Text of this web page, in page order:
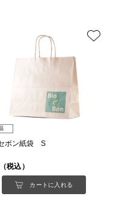
ボン紙袋 S
税込）
カートに入れる